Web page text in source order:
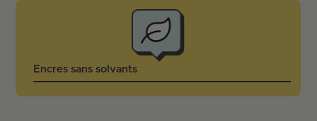
Encres sans solvants